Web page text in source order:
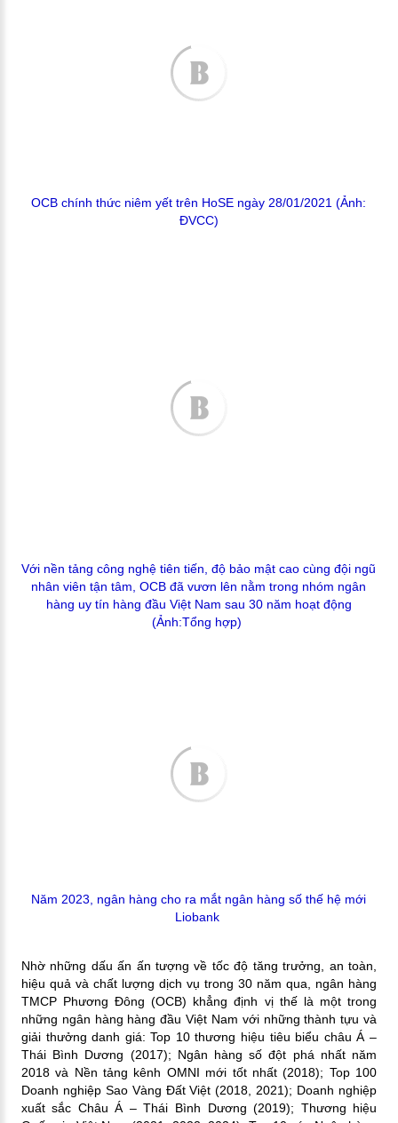
OCB chính thức niêm yết trên HoSE ngày 28/01/2021 (Ảnh:
ĐVCC)
Với nền tảng công nghệ tiên tiến, độ bảo mật cao cùng đội ngũ
nhân viên tận tâm, OCB đã vươn lên nằm trong nhóm ngân
hàng uy tín hàng đầu Việt Nam sau 30 năm hoạt động​
(Ảnh:Tổng hợp)
Năm 2023, ngân hàng cho ra mắt ngân hàng số thế hệ mới
Liobank
Nhờ những dấu ấn ấn tượng về tốc độ tăng trưởng, an toàn,
hiệu quả và chất lượng dịch vụ trong 30 năm qua, ngân hàng
TMCP Phương Đông (OCB) khẳng định vị thế là một trong
những ngân hàng hàng đầu Việt Nam với những thành tựu và
giải thưởng danh giá:Top 10 thương hiệu tiêu biểu châu Á –
Thái Bình Dương (2017); Ngân hàng số đột phá nhất năm
2018 và Nền tảng kênh OMNI mới tốt nhất (2018); Top 100
Doanh nghiệp Sao Vàng Đất Việt (2018, 2021); Doanh nghiệp
xuất sắc Châu Á – Thái Bình Dương (2019); Thương hiệu